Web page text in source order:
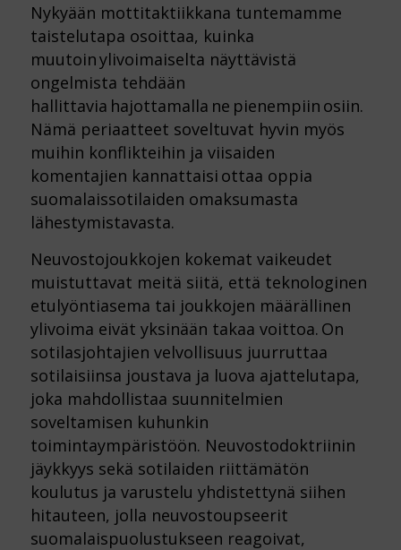
Nykyään mottitaktiikkana tuntemamme
taistelutapa osoittaa, kuinka
muutoin ylivoimaiselta näyttävistä
ongelmista tehdään
hallittavia hajottamalla ne pienempiin osiin.
Nämä periaatteet soveltuvat hyvin myös
muihin konflikteihin ja viisaiden
komentajien kannattaisi ottaa oppia
suomalaissotilaiden omaksumasta
lähestymistavasta.
Neuvostojoukkojen kokemat vaikeudet
muistuttavat meitä siitä, että teknologinen
etulyöntiasema tai joukkojen määrällinen
ylivoima eivät yksinään takaa voittoa. On
sotilasjohtajien velvollisuus juurruttaa
sotilaisiinsa joustava ja luova ajattelutapa,
joka mahdollistaa suunnitelmien
soveltamisen kuhunkin
toimintaympäristöön. Neuvostodoktriinin
jäykkyys sekä sotilaiden riittämätön
koulutus ja varustelu yhdistettynä siihen
hitauteen, jolla neuvostoupseerit
suomalaispuolustukseen reagoivat,